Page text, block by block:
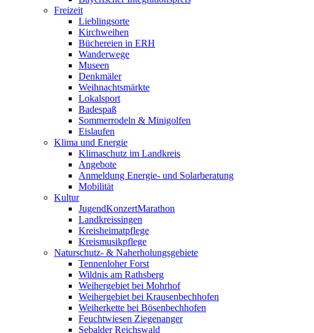
Freizeit
Lieblingsorte
Kirchweihen
Büchereien in ERH
Wanderwege
Museen
Denkmäler
Weihnachtsmärkte
Lokalsport
Badespaß
Sommerrodeln & Minigolfen
Eislaufen
Klima und Energie
Klimaschutz im Landkreis
Angebote
Anmeldung Energie- und Solarberatung
Mobilität
Kultur
JugendKonzertMarathon
Landkreissingen
Kreisheimatpflege
Kreismusikpflege
Naturschutz- & Naherholungsgebiete
Tennenloher Forst
Wildnis am Rathsberg
Weihergebiet bei Mohrhof
Weihergebiet bei Krausenbechhofen
Weiherkette bei Bösenbechhofen
Feuchtwiesen Ziegenanger
Sebalder Reichswald